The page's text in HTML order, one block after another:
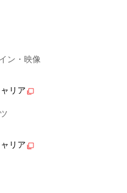
ン・映像
リア
リア